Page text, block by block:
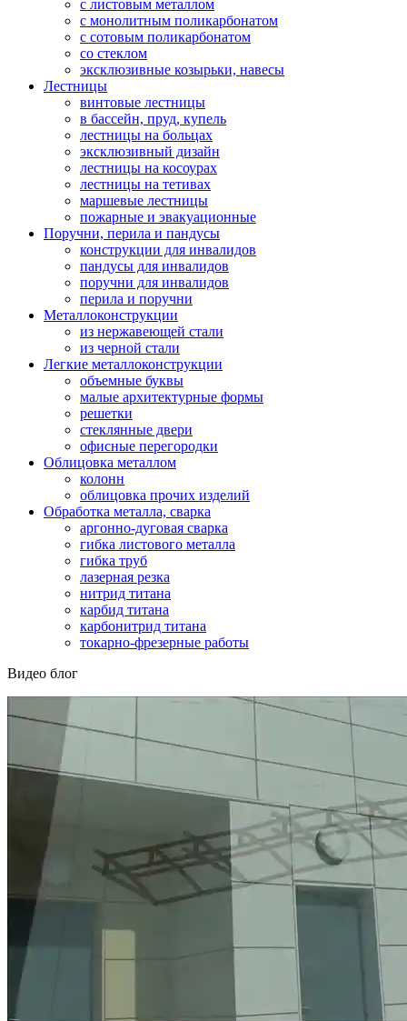
с листовым металлом
с монолитным поликарбонатом
с сотовым поликарбонатом
со стеклом
эксклюзивные козырьки, навесы
Лестницы
винтовые лестницы
в бассейн, пруд, купель
лестницы на больцах
эксклюзивный дизайн
лестницы на косоурах
лестницы на тетивах
маршевые лестницы
пожарные и эвакуационные
Поручни, перила и пандусы
конструкции для инвалидов
пандусы для инвалидов
поручни для инвалидов
перила и поручни
Металлоконструкции
из нержавеющей стали
из черной стали
Легкие металлоконструкции
объемные буквы
малые архитектурные формы
решетки
стеклянные двери
офисные перегородки
Облицовка металлом
колонн
облицовка прочих изделий
Обработка металла, сварка
аргонно-дуговая сварка
гибка листового металла
гибка труб
лазерная резка
нитрид титана
карбид титана
карбонитрид титана
токарно-фрезерные работы
Видео блог